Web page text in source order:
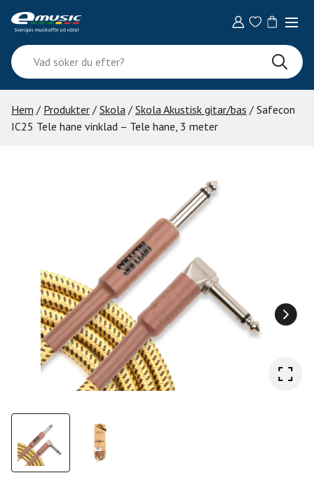
content
Vad
söker
du
efter?
Hem / Produkter / Skola / Skola Akustisk gitar/bas / Safecon
IC25 Tele hane vinklad – Tele hane, 3 meter